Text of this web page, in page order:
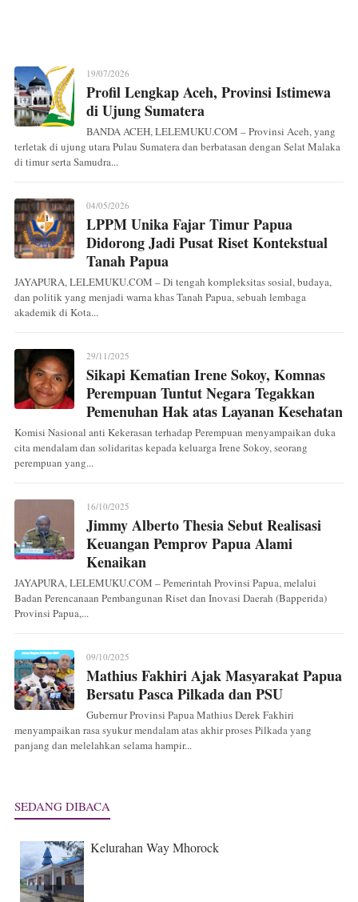
19/07/2026
Profil Lengkap Aceh, Provinsi Istimewa
di Ujung Sumatera
BANDA ACEH, LELEMUKU.COM – Provinsi Aceh, yang
terletak di ujung utara Pulau Sumatera dan berbatasan dengan Selat Malaka
di timur serta Samudra...
04/05/2026
LPPM Unika Fajar Timur Papua
Didorong Jadi Pusat Riset Kontekstual
Tanah Papua
JAYAPURA, LELEMUKU.COM – Di tengah kompleksitas sosial, budaya,
dan politik yang menjadi warna khas Tanah Papua, sebuah lembaga
akademik di Kota...
29/11/2025
Sikapi Kematian Irene Sokoy, Komnas
Perempuan Tuntut Negara Tegakkan
Pemenuhan Hak atas Layanan Kesehatan
Komisi Nasional anti Kekerasan terhadap Perempuan menyampaikan duka
cita mendalam dan solidaritas kepada keluarga Irene Sokoy, seorang
perempuan yang...
16/10/2025
Jimmy Alberto Thesia Sebut Realisasi
Keuangan Pemprov Papua Alami
Kenaikan
JAYAPURA, LELEMUKU.COM – Pemerintah Provinsi Papua, melalui
Badan Perencanaan Pembangunan Riset dan Inovasi Daerah (Bapperida)
Provinsi Papua,...
09/10/2025
Mathius Fakhiri Ajak Masyarakat Papua
Bersatu Pasca Pilkada dan PSU
Gubernur Provinsi Papua Mathius Derek Fakhiri
menyampaikan rasa syukur mendalam atas akhir proses Pilkada yang
panjang dan melelahkan selama hampir...
SEDANG DIBACA
Kelurahan Way Mhorock